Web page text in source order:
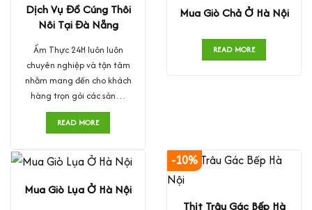
Dịch Vụ Đồ Cúng Thôi
Nôi Tại Đà Nẵng
Ẩm Thực 24H luôn luôn
chuyên nghiệp và tận tâm
nhằm mang đến cho khách
hàng trọn gói các sản…
READ MORE
Mua Giò Chả Ở Hà Nội
READ MORE
Mua Giò Lụa Ở Hà Nội
-10%
Thịt Trâu Gác Bếp Hà